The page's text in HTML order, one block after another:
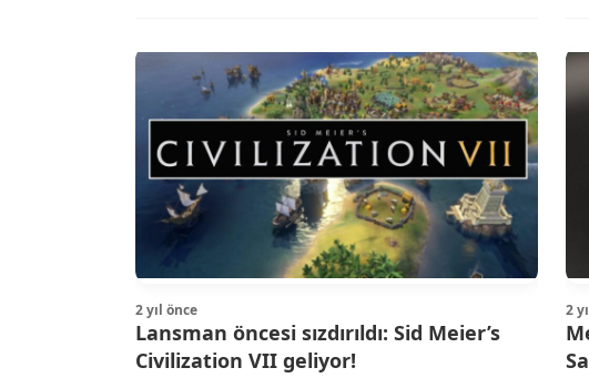
2 yıl önce
Lansman öncesi sızdırıldı: Sid Meier’s
Civilization VII geliyor!
2